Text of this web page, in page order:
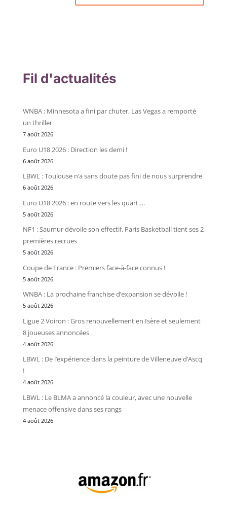
Fil d'actualités
WNBA : Minnesota a fini par chuter, Las Vegas a remporté
un thriller
7 août 2026
Euro U18 2026 : Direction les demi !
6 août 2026
LBWL : Toulouse n’a sans doute pas fini de nous surprendre
6 août 2026
Euro U18 2026 : en route vers les quart….
5 août 2026
NF1 : Saumur dévoile son effectif, Paris Basketball tient ses 2
premières recrues
5 août 2026
Coupe de France : Premiers face-à-face connus !
5 août 2026
WNBA : La prochaine franchise d’expansion se dévoile !
5 août 2026
Ligue 2 Voiron : Gros renouvellement en Isère et seulement
8 joueuses annoncées
4 août 2026
LBWL : De l’expérience dans la peinture de Villeneuve d’Ascq
!
4 août 2026
LBWL : Le BLMA a annoncé la couleur, avec une nouvelle
menace offensive dans ses rangs
4 août 2026